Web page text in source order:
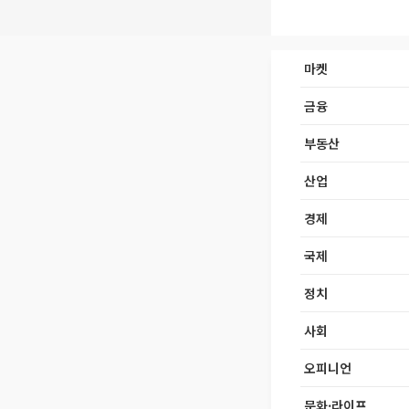
마켓
금융
부동산
산업
경제
국제
정치
사회
오피니언
문화·라이프